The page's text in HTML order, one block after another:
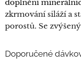
doplnění
zkrmování siláží a
porostů. Se
Doporučené